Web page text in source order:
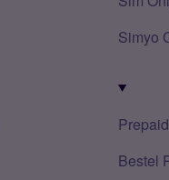
Simyo
Prepaid
Bestel